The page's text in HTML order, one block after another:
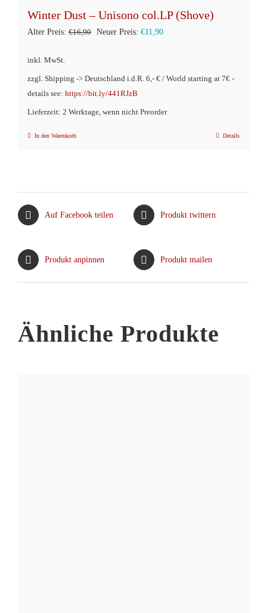
Winter Dust – Unisono col.LP (Shove)
Alter Preis: €16,90 Ursprünglicher
€16,90
Neuer Preis: €11,90Aktueller
€11,90.
inkl. MwSt.
zzgl. Shipping -> Deutschland i.d.R. 6,- € / World starting at 7€ -
details see: https://bit.ly/441RJzB
Lieferzeit: 2 Werktage, wenn nicht Preorder
In den Warenkorb Details
Auf Facebook teilen Produkt twittern
Produkt anpinnen Produkt mailen
Ähnliche Produkte